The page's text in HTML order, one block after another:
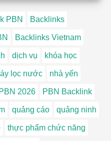
PBN Backlinks
Backlinks Vietnam
dịch vụ khóa học
lọc nước nhà yến
PBN 2026 PBN Backlink
quảng cáo quảng ninh
thực phẩm chức năng